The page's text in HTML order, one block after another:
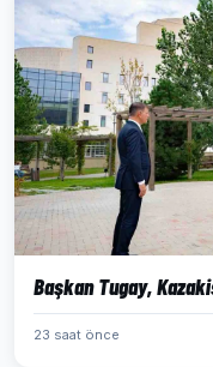
Başkan Tugay,
23 saat önce